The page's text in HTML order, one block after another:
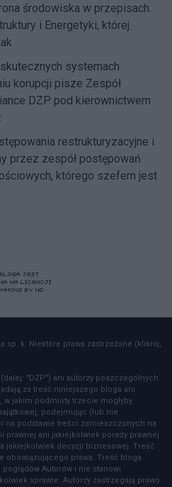
środowiska w przepisach.
i Energetyki, której
systemach
korupcji pisze Zespół
DZP pod kierownictwem
restrukturyzacyjne i
przez zespół postępowań
którego szefem jest
sp. k. Niektóre prawa zastrzeżone (kliknij,
"DZP") ani autorzy poszczególnych
za treść niniejszego bloga ani
jakim podmioty trzecie mogłyby
podejmując (lub nie
podstawie treści zamieszczonych na
prawnej ani jakiejkolwiek porady prawnej
jakiejkolwiek decyzji biznesowej. Treść
obowiązującego prawa. Treść bloga
Autorów i nie stanowi
sprawie. Autorzy zastrzegają prawo